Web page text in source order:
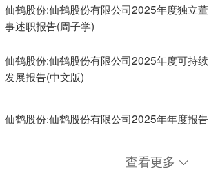
仙鹤股份:仙鹤股份有限公司2025年度独立董
事述职报告(周子学)
仙鹤股份:仙鹤股份有限公司2025年度可持续
发展报告(中文版)
仙鹤股份:仙鹤股份有限公司2025年年度报告
查看更多